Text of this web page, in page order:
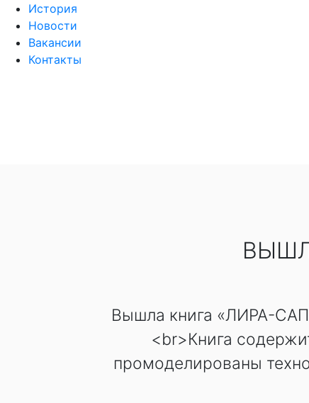
История
Новости
Вакансии
Контакты
Вышла книга «ЛИРА-
<br>Книга
промоделированы